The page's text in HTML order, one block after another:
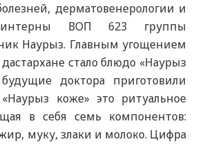
дерматовенерологии и
интерны ВОП 623 группы
Наурыз. Главным угощением
стало блюдо «Наурыз
доктора приготовили
«Наурыз коже» это ритуальное
в себя семь компонентов:
муку, злаки и молоко. Цифра